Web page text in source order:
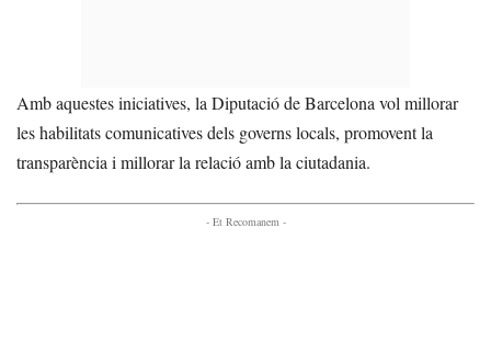
Amb aquestes iniciatives, la Diputació de Barcelona vol millorar
les habilitats comunicatives dels governs locals, promovent la
transparència i millorar la relació amb la ciutadania.
- Et Recomanem -